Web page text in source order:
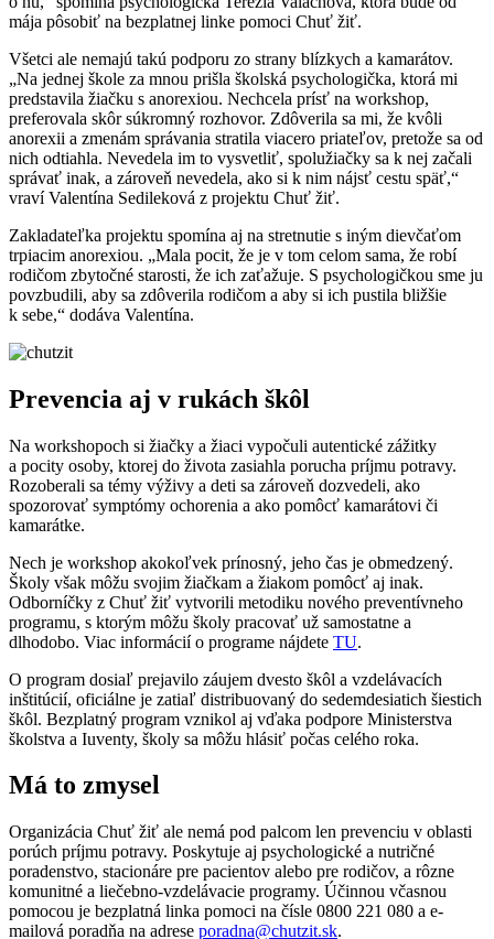
mája pôsobiť na bezplatnej linke pomoci Chuť žiť.
Všetci ale nemajú takú podporu zo strany blízkych a kamarátov.
„Na jednej škole za mnou prišla školská psychologička, ktorá mi
predstavila žiačku s anorexiou. Nechcela prísť na workshop,
preferovala skôr súkromný rozhovor. Zdôverila sa mi, že kvôli
anorexii a zmenám správania stratila viacero priateľov, pretože sa od
nich odtiahla. Nevedela im to vysvetliť, spolužiačky sa k nej začali
správať inak, a zároveň nevedela, ako si k nim nájsť cestu späť,“
vraví Valentína Sedileková z projektu Chuť žiť.
Zakladateľka projektu spomína aj na stretnutie s iným dievčaťom
trpiacim anorexiou. „Mala pocit, že je v tom celom sama, že robí
rodičom zbytočné starosti, že ich zaťažuje. S psychologičkou sme ju
povzbudili, aby sa zdôverila rodičom a aby si ich pustila bližšie
k sebe,“ dodáva Valentína.
Prevencia aj v rukách škôl
Na workshopoch si žiačky a žiaci vypočuli autentické zážitky
a pocity osoby, ktorej do života zasiahla porucha príjmu potravy.
Rozoberali sa témy výživy a deti sa zároveň dozvedeli, ako
spozorovať symptómy ochorenia a ako pomôcť kamarátovi či
kamarátke.
Nech je workshop akokoľvek prínosný, jeho čas je obmedzený.
Školy však môžu svojim žiačkam a žiakom pomôcť aj inak.
Odborníčky z Chuť žiť vytvorili metodiku nového preventívneho
programu, s ktorým môžu školy pracovať už samostatne a
dlhodobo. Viac informácií o programe nájdete TU.
O program dosiaľ prejavilo záujem dvesto škôl a vzdelávacích
inštitúcií, oficiálne je zatiaľ distribuovaný do sedemdesiatich šiestich
škôl. Bezplatný program vznikol aj vďaka podpore Ministerstva
školstva a Iuventy, školy sa môžu hlásiť počas celého roka.
Má to zmysel
Organizácia Chuť žiť ale nemá pod palcom len prevenciu v oblasti
porúch príjmu potravy. Poskytuje aj psychologické a nutričné
poradenstvo, stacionáre pre pacientov alebo pre rodičov, a rôzne
komunitné a liečebno-vzdelávacie programy. Účinnou včasnou
pomocou je bezplatná linka pomoci na čísle 0800 221 080 a e-
mailová poradňa na adrese poradna@chutzit.sk.